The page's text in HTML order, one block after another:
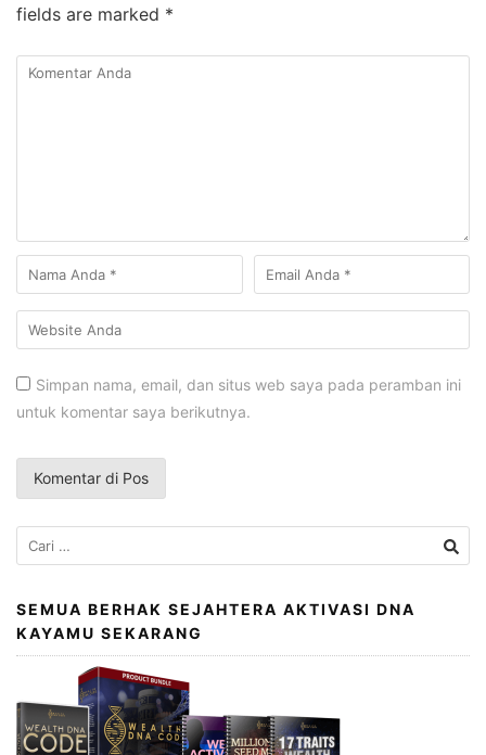
fields are marked *
Simpan nama, email, dan situs web saya pada peramban ini
untuk komentar saya berikutnya.
Cari
untuk:
SEMUA BERHAK SEJAHTERA AKTIVASI DNA
KAYAMU SEKARANG